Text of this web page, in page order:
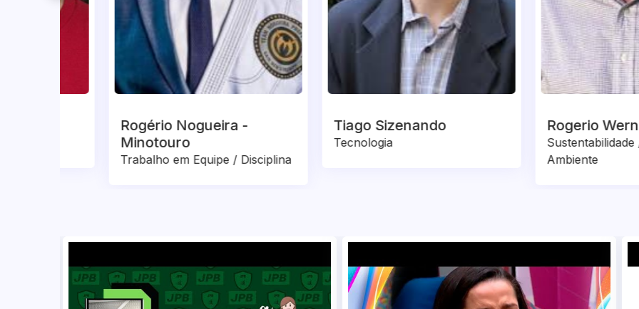
Rogério Nogueira -
Minotouro
Trabalho em Equipe / Disciplina
Tiago Sizenando
Tecnologia
Rogerio Werneck
Sustentabilidade / Meio
Ambiente